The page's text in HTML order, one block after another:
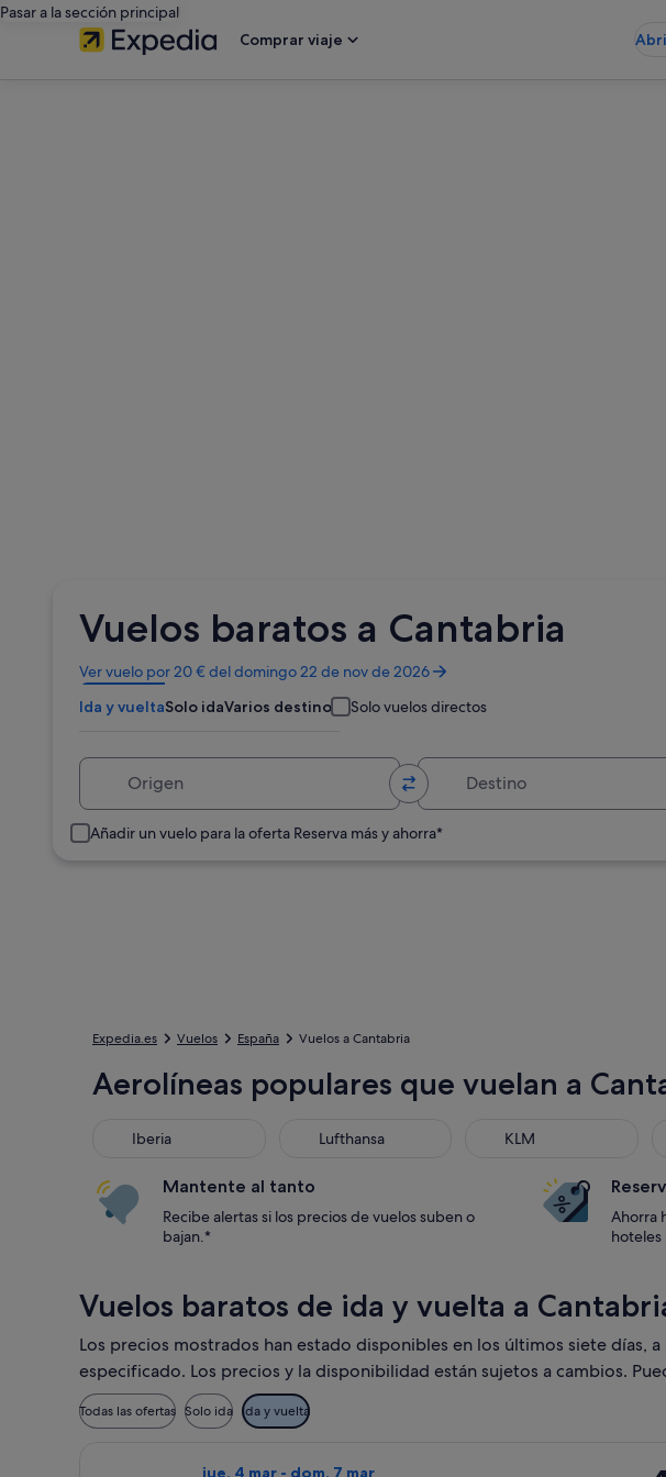
Pasar a la sección principal
Comprar viaje
Vuelos baratos a Cantabria
Ver vuelo por 20 € del domingo 22 de nov de 2026
Se
abre
en
nueva
Ida y vueltaSolo idaVarios destinos Solo vuelos directos
Añadir un vuelo para la oferta Reserva más y ahorra*
Expedia.es Vuelos España Vuelos a Cantabria
Aerolíneas populares que vuelan a
Iberia Lufthansa KLM
Mantente al tanto
Recibe alertas si los precios de vuelos suben o
bajan.*
Ahorra
hoteles
Vuelos baratos de ida y vuelta a
Los precios mostrados han estado disponibles en los últimos siete
especificado. Los precios y la disponibilidad están sujetos a cambios.
Todas las ofertas Solo ida Ida y vuelta
jue, 4 mar - dom, 7 mar